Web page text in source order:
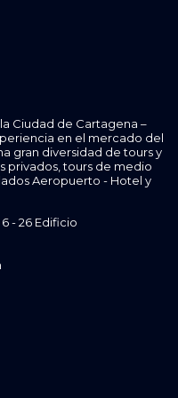
Ciudad de Cartagena –
en el mercado del
gran diversidad de tours y
privados, tours de medio
Aeropuerto - Hotel y
- 26 Edificio